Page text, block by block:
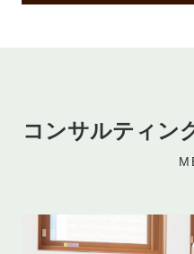
コンサルティン